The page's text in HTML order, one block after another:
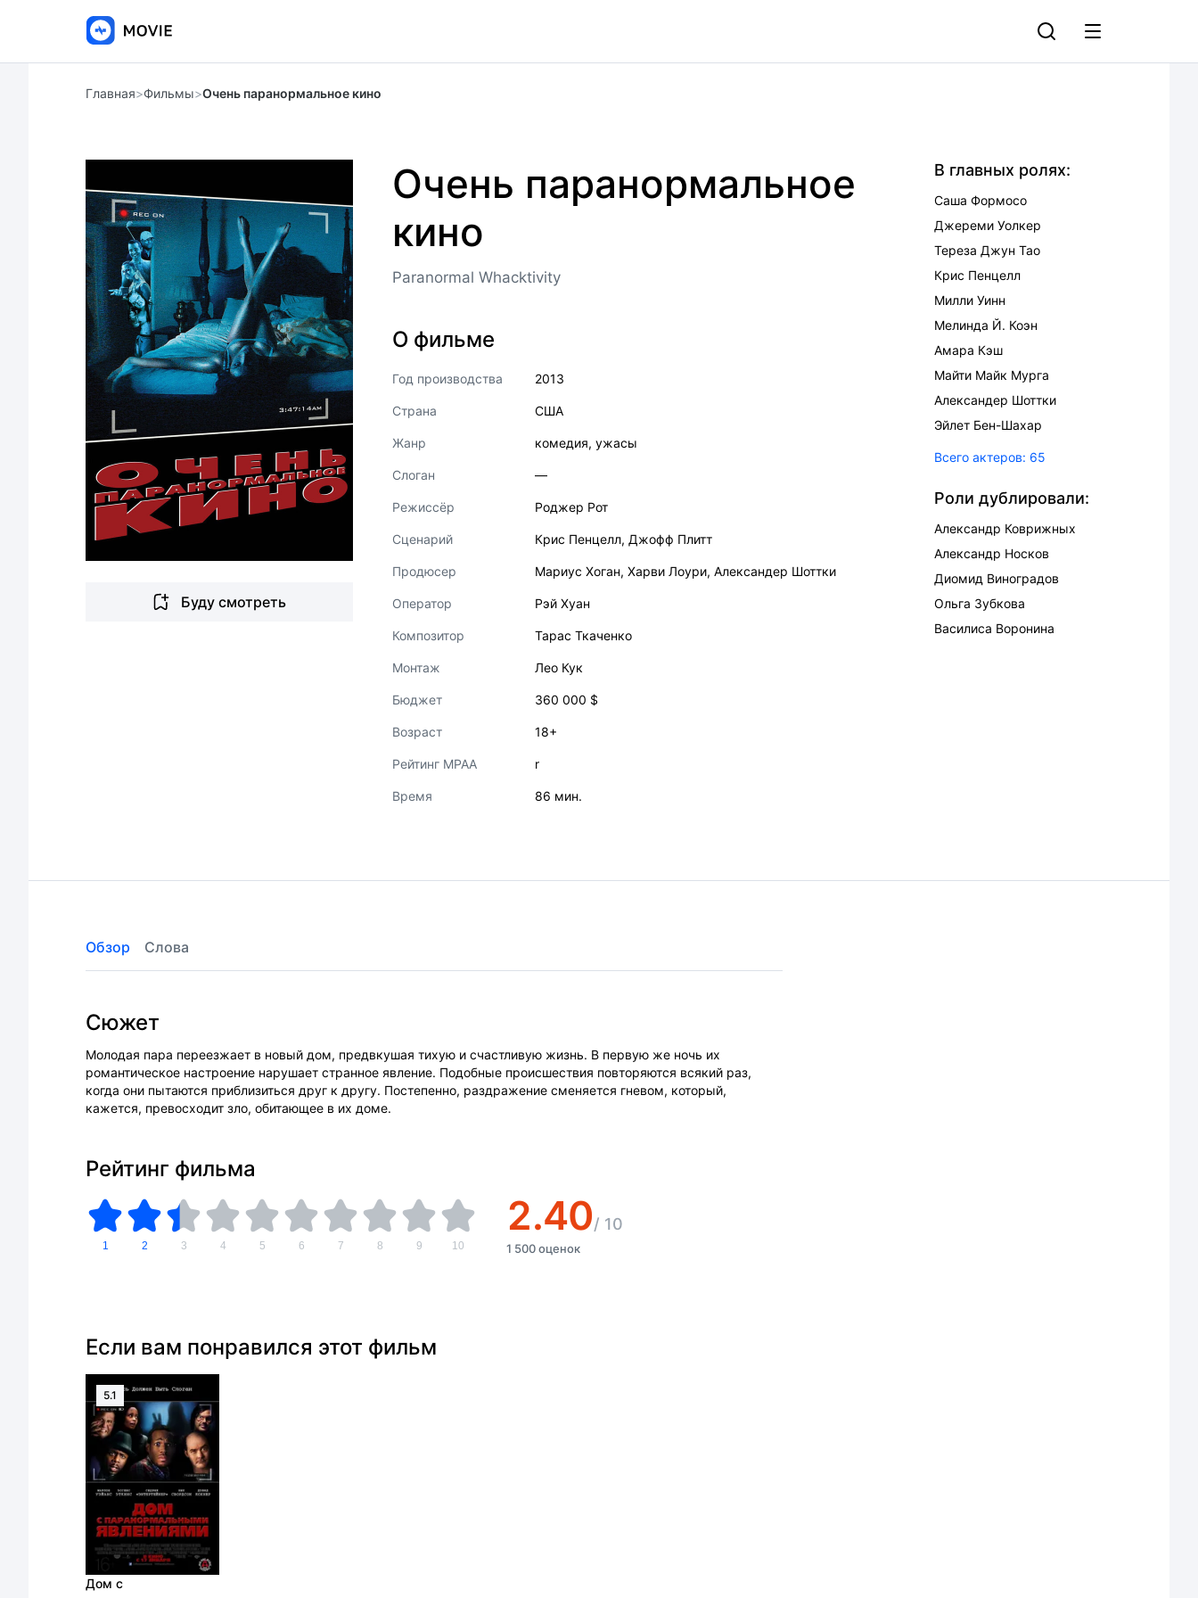
Главная>Фильмы>Очень паранормальное кино
Буду смотреть
Очень паранормальное
кино
Paranormal Whacktivity
О фильме
Год производства 2013
Страна США
Жанр комедия, ужасы
Слоган —
Режиссёр Роджер Рот
Сценарий Крис Пенцелл, Джофф Плитт
Продюсер Мариус Хоган, Харви Лоури, Александер Шоттки
Оператор Рэй Хуан
Композитор Тарас Ткаченко
Монтаж Лео Кук
Бюджет 360 000 $
Возраст 18+
Рейтинг MPAA r
Время 86 мин.
В главных ролях:
Саша Формосо
Джереми Уолкер
Тереза Джун Тао
Крис Пенцелл
Милли Уинн
Мелинда Й. Коэн
Амара Кэш
Майти Майк Мурга
Александер Шоттки
Эйлет Бен-Шахар
Всего актеров: 65
Роли дублировали:
Александр Коврижных
Александр Носков
Диомид Виноградов
Ольга Зубкова
Василиса Воронина
Обзор Слова
Сюжет
Молодая пара переезжает в новый дом, предвкушая тихую и счастливую жизнь. В первую же ночь их
романтическое настроение нарушает странное явление. Подобные происшествия повторяются всякий раз,
когда они пытаются приблизиться друг к другу. Постепенно, раздражение сменяется гневом, который,
кажется, превосходит зло, обитающее в их доме.
Рейтинг фильма
1 2 3 4 5 6 7 8 9 10
2.40/ 10
1 500 оценок
Если вам понравился этот фильм
5.1
Дом с